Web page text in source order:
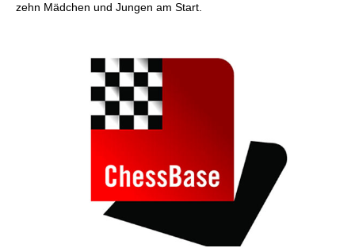
zehn Mädchen und Jungen am Start.